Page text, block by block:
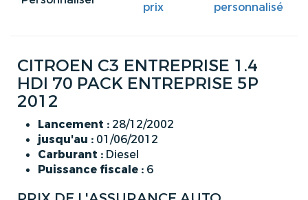
prix personnalisé
CITROEN C3 ENTREPRISE 1.4
HDI 70 PACK ENTREPRISE 5P
2012
Lancement : 28/12/2002
jusqu'au : 01/06/2012
Carburant : Diesel
Puissance fiscale : 6